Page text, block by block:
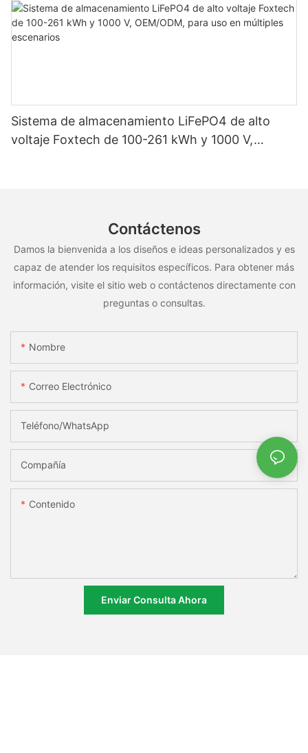
Sistema de almacenamiento LiFePO4 de alto
voltaje Foxtech de 100-261 kWh y 1000 V,
Contáctenos
Damos la bienvenida a los diseños e ideas personalizados y es
capaz de atender los requisitos específicos. Para obtener más
información, visite el sitio web o contáctenos directamente con
preguntas o consultas.
Nombre
Correo Electrónico
Teléfono/WhatsApp
Compañía
Contenido
Enviar Consulta Ahora